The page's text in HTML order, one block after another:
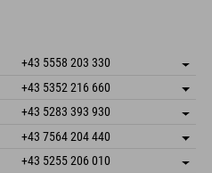
+43 5558 203 330
Adresse speichern
Anreiseinfos
Buchen
+43 5352 216 660
Adresse speichern
Buchen
+43 5283 393 930
Adresse speichern
Anreiseinfos
Buchen
+43 7564 204 440
Adresse speichern
+43 5255 206 010